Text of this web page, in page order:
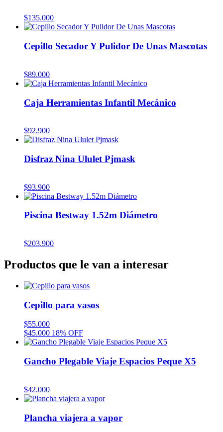
$135.000
Cepillo Secador Y Pulidor De Unas Mascotas
$89.000
Caja Herramientas Infantil Mecánico
$92.900
Disfraz Nina Ululet Pjmask
$93.900
Piscina Bestway 1.52m Diámetro
$203.900
Productos que le van a interesar
Cepillo para vasos
$55.000
$45.000 18% OFF
Gancho Plegable Viaje Espacios Peque X5
$42.000
Plancha viajera a vapor